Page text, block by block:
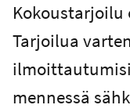
Kokoustarjoilu
Tarjoilua
mennessä